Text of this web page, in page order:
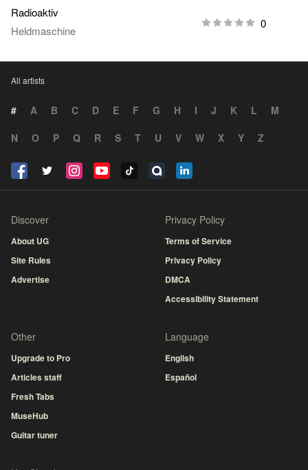
Radioaktiv
Heldmaschine
0
All artists
# A B C D E F G H I J K L
M
N
O P Q R S T U V W X Y Z
Discover
About UG
Site Rules
Advertise
Privacy Policy
Terms of Service
Privacy Policy
DMCA
Accessibility Statement
Other
Upgrade to Pro
Articles staff
Fresh Tabs
MuseHub
Guitar tuner
Language
English
Español